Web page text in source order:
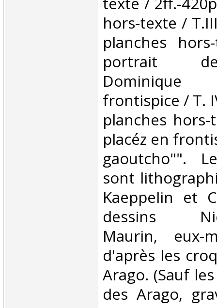
hors-texte /
planches
portrait
frontispice / T.
planches
placéz en
gaoutcho"".
sont
Kaeppelin et
dessins
Maurin, eux-
d'après les
Arago. (Sauf
des Arago,